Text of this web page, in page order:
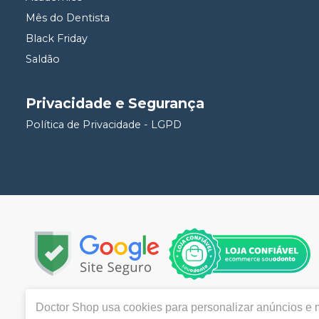
Mês do Dentista
Black Friday
Saldão
Privacidade e Segurança
Política de Privacidade - LGPD
Copyright © 2023 | Todos os direitos reservados |
Doctor Shop usa cookies para personalizar anúncios e